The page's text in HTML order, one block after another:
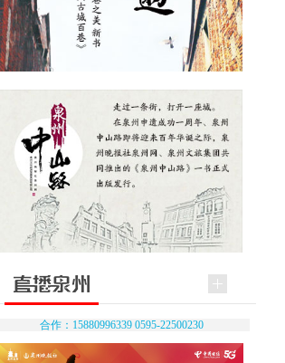
合作：15880996339 0595-22500230